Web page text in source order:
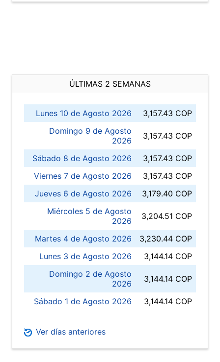
ÚLTIMAS 2 SEMANAS
Lunes 10 de Agosto 2026
3,157.43 COP
Domingo 9 de Agosto
2026
3,157.43 COP
Sábado 8 de Agosto 2026
3,157.43 COP
Viernes 7 de Agosto 2026
3,157.43 COP
Jueves 6 de Agosto 2026
3,179.40 COP
Miércoles 5 de Agosto
2026
3,204.51 COP
Martes 4 de Agosto 2026
3,230.44 COP
Lunes 3 de Agosto 2026
3,144.14 COP
Domingo 2 de Agosto
2026
3,144.14 COP
Sábado 1 de Agosto 2026 3,144.14 COP
Ver días anteriores